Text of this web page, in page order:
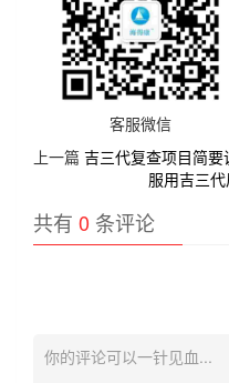
客服微信
上一篇 吉三代复查项目简要
服用吉三
共有 0 条评论